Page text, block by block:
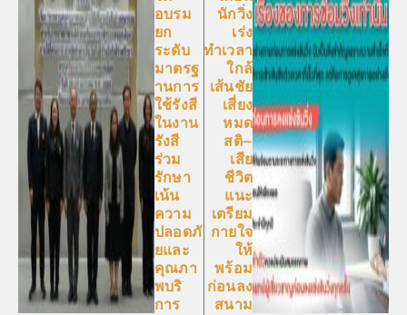
อบรม
ยก
ระดับ
มาตรฐ
านการ
ใช้รังสี
ในงาน
รังสี
ร่วม
รักษา
เน้น
ความ
ปลอดภั
ยและ
คุณภา
พบริ
การ
นักวิ่ง
เร่ง
ทำเวลา
ใกล้
เส้นชัย
เสี่ยง
หมด
สติ–
เสีย
ชีวิต
แนะ
เตรียม
กายใจ
ให้
พร้อม
ก่อนลง
สนาม